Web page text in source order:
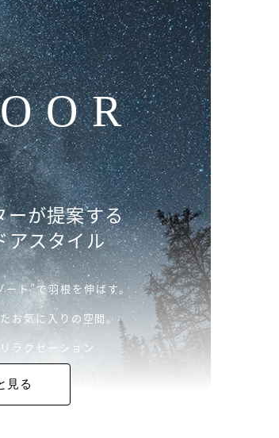
ーが提案する
アスタイル
ト”で羽根を伸ばす。
お気に入りの空間。
ラクゼーション
同じように、
見る